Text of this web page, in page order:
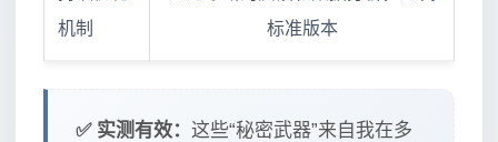
机制
标准版本
✅ 实测有效： 这些“秘密武器”来自我在多